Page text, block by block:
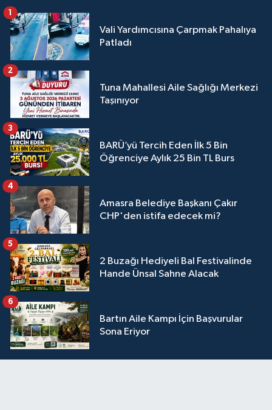
Vali Yardımcısına Çarpmak Pahalıya
Patladı
1
Tuna Mahallesi Aile Sağlığı Merkezi
Taşınıyor
2
BARÜ’yü Tercih Eden İlk 5 Bin
Öğrenciye Aylık 25 Bin TL Burs
3
Amasra Belediye Başkanı Çakır
CHP'den istifa edecek mi?
4
2 Buzağı Hediyeli Bal Festivalinde
Hande Ünsal Sahne Alacak
5
Bartın Aile Kampı İçin Başvurular
Sona Eriyor
6